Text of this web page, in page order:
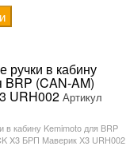
в кабину
BRP (CAN-AM)
URH002 Артикул
кабину Kemimoto для BRP
X3 БРП Маверик Х3 URH002.